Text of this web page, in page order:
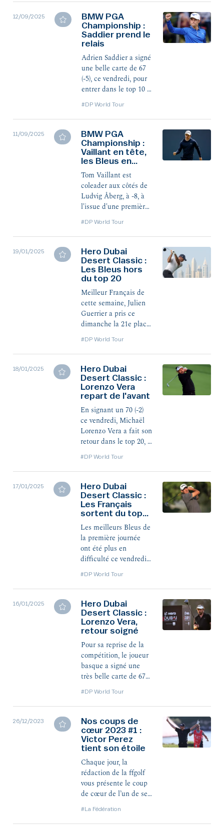
12/09/2025
BMW PGA
Championship :
Saddier prend le
relais
Adrien Saddier a signé
une belle carte de 67
(-5), ce vendredi, pour
entrer dans le top 10 à
coups Tom Vaillant et
Martin Couvra.
#DP World Tour
11/09/2025
BMW PGA
Championship :
Vaillant en tête,
les Bleus en
forme
Tom Vaillant est
coleader aux côtés de
Ludvig Åberg, à -8, à
l'issue d'une première
terme, à Wentworth.
Antoine Rozner est
juste derrière, en 4e
position à -6.
#DP World Tour
19/01/2025
Hero Dubai
Desert Classic :
Les Bleus hors
du top 20
Meilleur Français de
cette semaine, Julien
Guerrier a pris ce
dimanche la 21e place
Tyrrell Hatton, qui
reprend seul le titre de
joueur le plus titré
dans l'histoire des
Rolex Series.
#DP World Tour
18/01/2025
Hero Dubai
Desert Classic :
Lorenzo Vera
repart de l'avant
En signant un 70 (-2)
ce vendredi, Michaël
Lorenzo Vera a fait son
retour dans le top 20, à
deuxième Français le
mieux placé, est 31
-3.
#DP World Tour
17/01/2025
Hero Dubai
Desert Classic :
Les Français
sortent du top
Les meilleurs Bleus de
la première journée
ont été plus en
difficulté ce vendredi,
inverse pour Ugo
Coussaud, qui a gagné
63 places en signant
une très belle carte de
67 (-5), pour pointer en
25 position.
#DP World Tour
16/01/2025
Hero Dubai
Desert Classic :
Lorenzo Vera,
retour soigné
Pour sa reprise de la
compétition, le joueur
basque a signé une
très belle carte de 67
meilleure performance
française du jour, à
Dubaï. Solide
également, David
Ravetto est 9 e, un coup
derrière.
#DP World Tour
26/12/2023
Nos coups de
cœur 2023 #1 :
Victor Perez
tient son étoile
Chaque jour, la
rédaction de la ffgolf
vous présente le coup
de cœur de l’un de ses
Perez à l’Abu Dhabi
#La Fédération